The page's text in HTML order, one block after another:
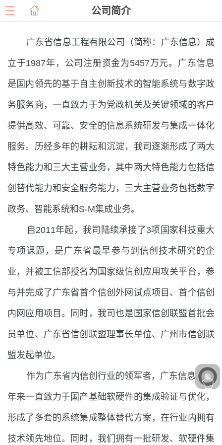
公司简介
广东省信息工程有限公司（简称：广东信息）成
立于1987年，公司注册资金为5457万元。广东信息
是国内领先的基于自主创新技术的智能系统与数字政
务服务商，一直致力于为党政机关及关键领域的客户
提供高效、可靠、安全的信息系统研发与集成一体化
服务。历经多年的耕耘和沉淀，我司逐渐形成了两大
特色能力和三大主营业务，其中两大特色能力包括信
创替代能力和安全服务能力，三大主营业务包括数字
政务、智能系统和S-M集成业务。
自2011年起，我司陆续承接了3项国家科技重大
专项课题，是广东省最早参与到信创技术研究的企
业，并被工信部授名为国家级信创应用攻关平台，参
与并完成了广东省首个信创外网试点项目、首个信创
内网应用项目。同时，我司也是国家信创联盟首批会
员单位、广东省信创联盟理事长单位、广州市信创联
盟发起单位。
作为广东省内信创行业的领军者，广东信息10余
年来一直致力于国产基础软硬件的集成验证与优化，
形成了多套的系统集成整体替代方案，在行业内拥有
技术领先地位。同时，我们拥有一批研发、软硬件集